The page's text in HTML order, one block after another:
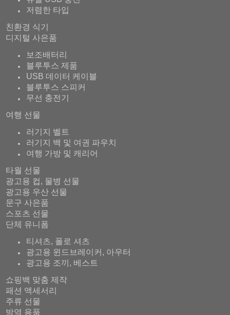
저렴한 타입
친환경 식기
디지털 사은품
보조배터리
블루투스 제품
USB 데이터 케이블
블루투스 스피커
무선 충전기
여행 선물
러기지 벨트
러기지 백 및 여권 파우치
여행 가방 및 캐리어
타월 선물
광고용 컵, 물병 선물
광고용 우산 선물
문구 사은품
스포츠 선물
단체 유니폼
티셔츠, 폴로 셔츠
광고용 윈드브레이커, 아우터
광고용 조끼, 베스트
쇼핑백 맞춤 제작
패션 액세서리
주류 선물
방역 용품